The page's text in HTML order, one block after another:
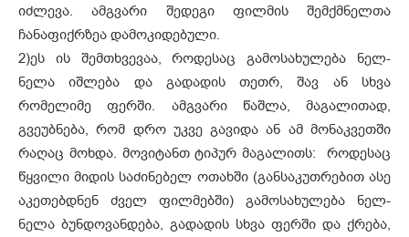
იძლევა. ამგვარი შედეგი ფილმის შემქმნელთა
ჩანაფიქრზეა დამოკიდებული.
2)ეს ის შემთხვევაა, როდესაც გამოსახულება ნელ-
ნელა იშლება და გადადის თეთრ, შავ ან სხვა
რომელიმე ფერში. ამგვარი წაშლა, მაგალითად,
გვეუბნება, რომ დრო უკვე გავიდა ან ამ მონაკვეთში
რაღაც მოხდა. მოვიტანთ ტიპურ მაგალითს: როდესაც
წყვილი მიდის საძინებელ ოთახში (განსაკუთრებით ასე
აკეთებდნენ ძველ ფილმებში) გამოსახულება ნელ-
ნელა ბუნდოვანდება, გადადის სხვა ფერში და ქრება,